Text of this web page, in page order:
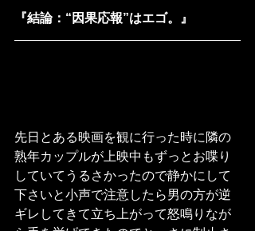
『結論：“因果応報”はエゴ。』
先日とある映画を観に行った時に隣の
熟年カップルが上映中もずっとお喋り
していてうるさかったので静かにして
下さいと小声で注意したら男の方が逆
ギレしてきて立ち上がって怒鳴りなが